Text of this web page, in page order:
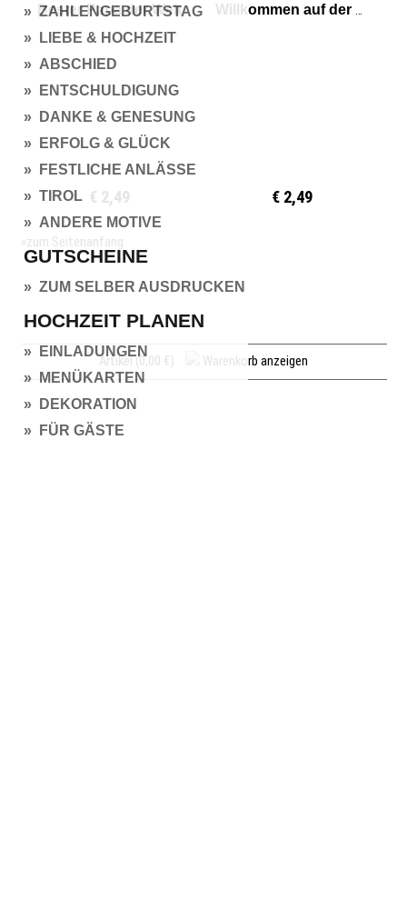
» ZAHLENGEBURTSTAG
» LIEBE & HOCHZEIT
» ABSCHIED
» ENTSCHULDIGUNG
» DANKE & GENESUNG
» ERFOLG & GLÜCK
» FESTLICHE ANLÄSSE
» TIROL
» ANDERE MOTIVE
GUTSCHEINE
» ZUM SELBER AUSDRUCKEN
HOCHZEIT PLANEN
» EINLADUNGEN
» MENÜKARTEN
» DEKORATION
» FÜR GÄSTE
Bester Papa der Welt
€ 2,49
Willkommen auf der Welt
€ 2,49
»zum Seitenanfang
Artikel (0,00 €) Warenkorb anzeigen